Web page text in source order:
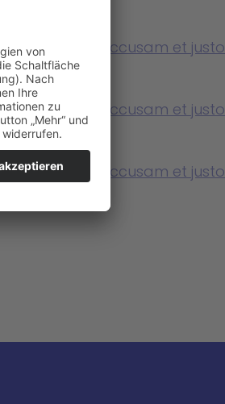
vero eos et accusam et justo
ea rebum
vero eos et accusam et justo
ea rebum
vero eos et accusam et justo
ea rebum